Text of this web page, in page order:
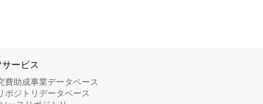
ービス
費助成事業データベース
ポジトリデータベース